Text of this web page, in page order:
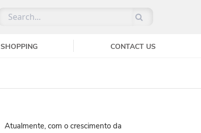
SHOPPING CONTACT US
Atualmente, com o crescimento da